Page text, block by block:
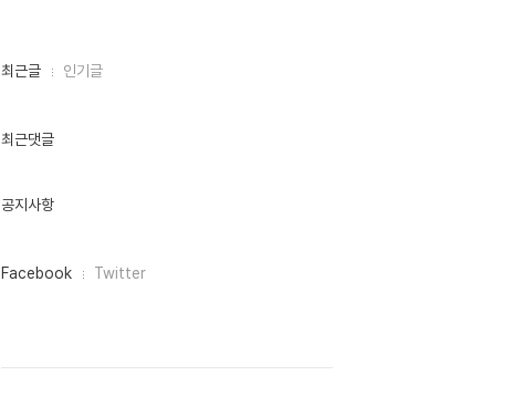
최
인
최근글 인기글
최근댓글
공지사항
페
Facebook Twitter